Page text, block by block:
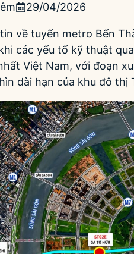
29/04/2026
về tuyến metro Bến
các yếu tố kỹ thuật
Việt Nam, với đoạn
dài hạn của khu đô thị